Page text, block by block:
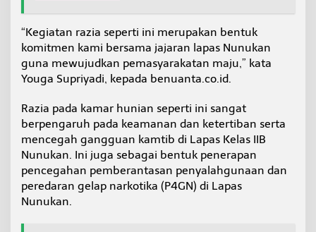
a
r
a
n
g
“Kegiatan razia seperti ini merupakan bentuk
komitmen kami bersama jajaran lapas Nunukan
guna mewujudkan pemasyarakatan maju,” kata
Youga Supriyadi, kepada benuanta.co.id.
Razia pada kamar hunian seperti ini sangat
berpengaruh pada keamanan dan ketertiban serta
mencegah gangguan kamtib di Lapas Kelas IIB
Nunukan. Ini juga sebagai bentuk penerapan
pencegahan pemberantasan penyalahgunaan dan
peredaran gelap narkotika (P4GN) di Lapas
Nunukan.